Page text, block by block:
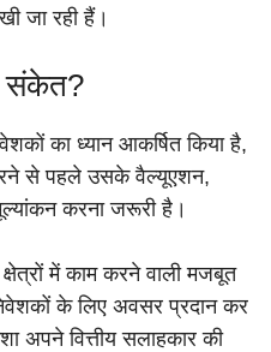
जा रही हैं।
संकेत?
का ध्यान आकर्षित किया है,
से पहले उसके वैल्यूएशन,
करना जरूरी है।
में काम करने वाली मजबूत
के लिए अवसर प्रदान कर
अपने वित्तीय सलाहकार की